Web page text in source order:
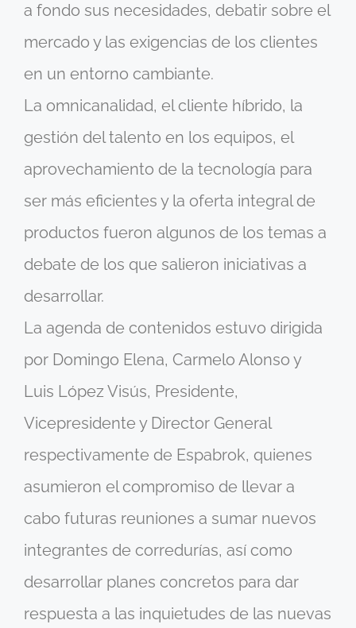
a fondo sus necesidades, debatir sobre el
mercado y las exigencias de los clientes
en un entorno cambiante.
La omnicanalidad, el cliente híbrido, la
gestión del talento en los equipos, el
aprovechamiento de la tecnología para
ser más eficientes y la oferta integral de
productos fueron algunos de los temas a
debate de los que salieron iniciativas a
desarrollar.
La agenda de contenidos estuvo dirigida
por Domingo Elena, Carmelo Alonso y
Luis López Visús, Presidente,
Vicepresidente y Director General
respectivamente de Espabrok, quienes
asumieron el compromiso de llevar a
cabo futuras reuniones a sumar nuevos
integrantes de corredurías, así como
desarrollar planes concretos para dar
respuesta a las inquietudes de las nuevas